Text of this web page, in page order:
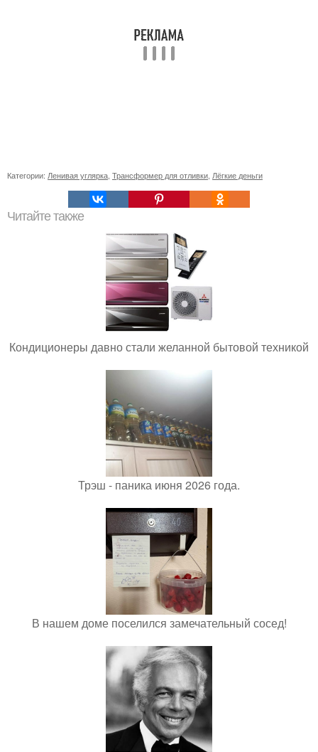
Категории: Ленивая углярка, Трансформер для отливки, Лёгкие деньги
Читайте также
Кондиционеры давно стали желанной бытовой техникой
Трэш - паника июня 2026 года.
В нашем доме поселился замечательный сосед!